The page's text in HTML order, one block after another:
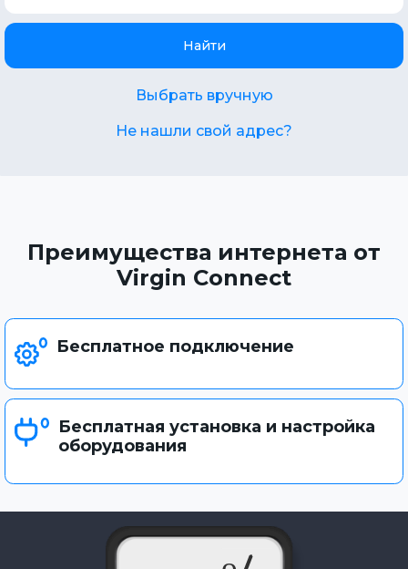
Найти
Выбрать вручную
Не нашли свой адрес?
Преимущества интернета от
Virgin Connect
Бесплатное подключение
Бесплатная установка и настройка
оборудования